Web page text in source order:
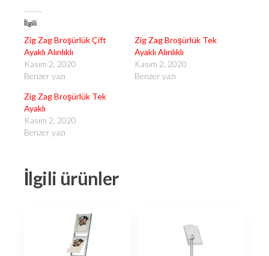
İlgili
Zig Zag Broşürlük Çift
Ayaklı Alınlıklı
Kasım 2, 2020
Benzer yazı
Zig Zag Broşürlük Tek
Ayaklı Alınlıklı
Kasım 2, 2020
Benzer yazı
Zig Zag Broşürlük Tek
Ayaklı
Kasım 2, 2020
Benzer yazı
İlgili ürünler